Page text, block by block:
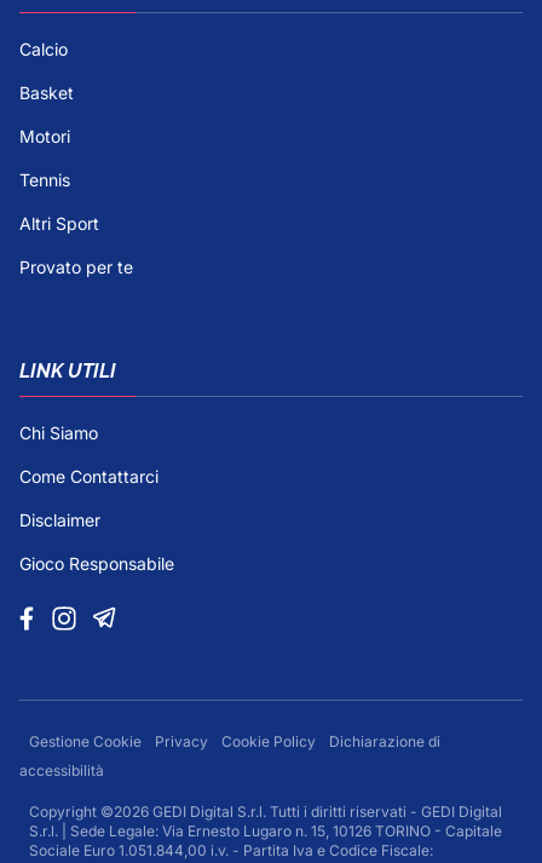
Calcio
Basket
Motori
Tennis
Altri Sport
Provato per te
LINK UTILI
Chi Siamo
Come Contattarci
Disclaimer
Gioco Responsabile
Gestione Cookie Privacy Cookie Policy
Dichiarazione di
accessibilità
Copyright ©2026 GEDI Digital S.r.l. Tutti i diritti riservati - GEDI Digital
S.r.l. | Sede Legale: Via Ernesto Lugaro n. 15, 10126 TORINO - Capitale
Sociale Euro 1.051.844,00 i.v. - Partita Iva e Codice Fiscale: